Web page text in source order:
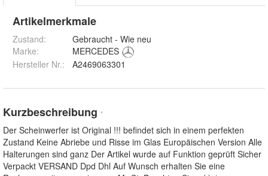
Artikelmerkmale
Zustand:
Gebraucht - Wie neu
Marke:
MERCEDES
Hersteller Nr.:
A2469063301
Kurzbeschreibung *
Der Scheinwerfer ist Original !!! befindet sich in einem perfekten
Zustand Keine Abriebe und Risse im Glas Europäischen Version Alle
Halterungen sind ganz Der Artikel wurde auf Funktion geprüft Sicher
Verpackt VERSAND Dpd Dhl Auf Wunsch erhalten Sie eine